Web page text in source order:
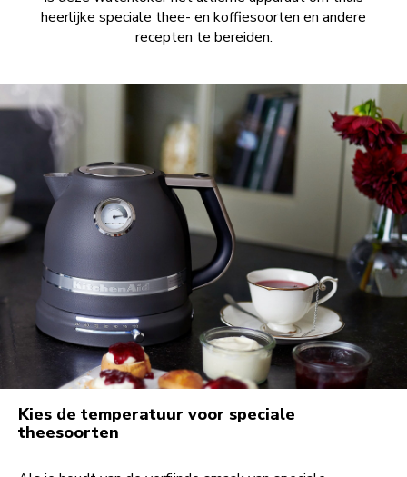
heerlijke speciale thee- en koffiesoorten en andere
recepten te bereiden.
Kies de temperatuur voor speciale
theesoorten